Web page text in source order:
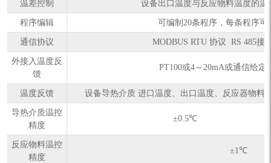
温差控制 设备出口温度与反应物料温度的温
程序编辑 可编制20条程序，每条程序可
通信协议 MODBUS RTU 协议 RS 485接
外接入温度反
馈
PT100或4～20mA或通信给定
温度反馈 设备导热介质 进口温度、出口温度、反应器物料
导热介质温控
精度
±0.5℃
反应物料温控
精度
±1℃